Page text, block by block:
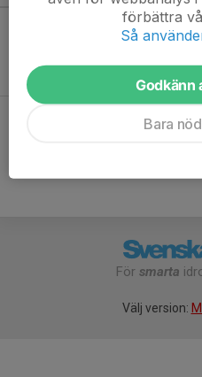
För smarta
Välj version:
förbättra
Så
Godkänn
Bara